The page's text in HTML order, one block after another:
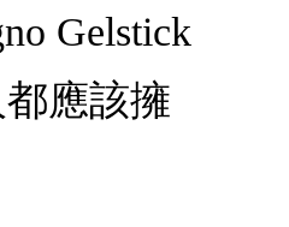
Gelstick
應該擁